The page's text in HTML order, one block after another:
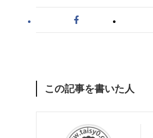
この記事を書いた人